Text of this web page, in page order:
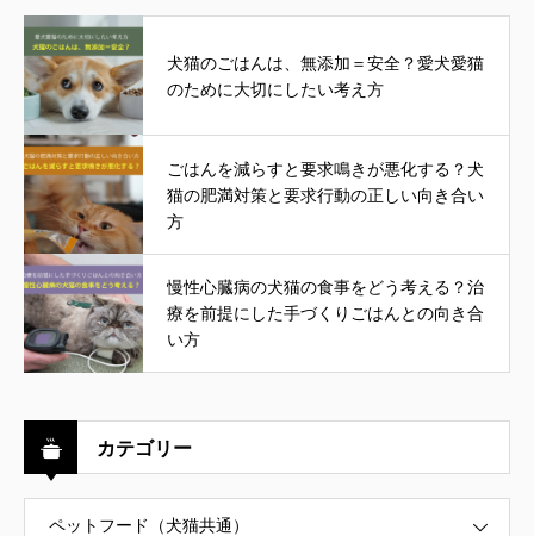
犬猫のごはんは、無添加＝安全？愛犬愛猫
のために大切にしたい考え方
ごはんを減らすと要求鳴きが悪化する？犬
猫の肥満対策と要求行動の正しい向き合い
方
慢性心臓病の犬猫の食事をどう考える？治
療を前提にした手づくりごはんとの向き合
い方
カテゴリー
ペットフード（犬猫共通）